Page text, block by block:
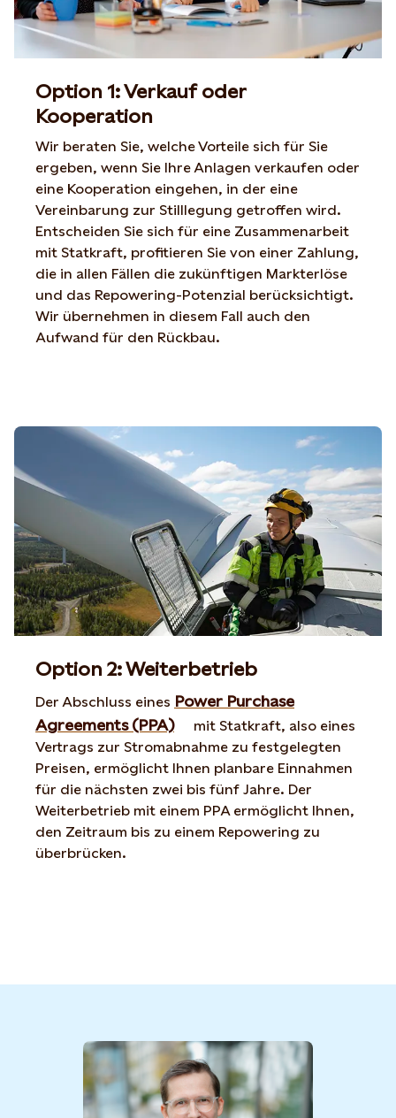
Option 1: Verkauf oder
Kooperation
Wir beraten Sie, welche Vorteile sich für Sie
ergeben, wenn Sie Ihre Anlagen verkaufen oder
eine Kooperation eingehen, in der eine
Vereinbarung zur Stilllegung getroffen wird.
Entscheiden Sie sich für eine Zusammenarbeit
mit Statkraft, profitieren Sie von einer Zahlung,
die in allen Fällen die zukünftigen Markterlöse
und das Repowering-Potenzial berücksichtigt.
Wir übernehmen in diesem Fall auch den
Aufwand für den Rückbau.
Option 2: Weiterbetrieb
Der Abschluss eines Power Purchase
Agreements (PPA)
mit Statkraft, also eines
Vertrags zur Stromabnahme zu festgelegten
Preisen, ermöglicht Ihnen planbare Einnahmen
für die nächsten zwei bis fünf Jahre. Der
Weiterbetrieb mit einem PPA ermöglicht Ihnen,
den Zeitraum bis zu einem Repowering zu
überbrücken.